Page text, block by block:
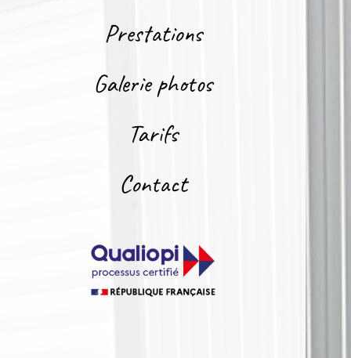
Prestations
Galerie photos
Tarifs
Contact